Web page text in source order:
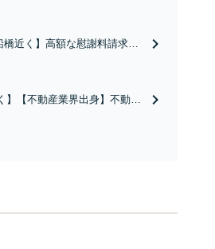
橋近く】高額な慰謝料請求の
婚に関するお悩みは、お気
ディア出演】【早朝・夜間
】【不動産業界出身】不動産